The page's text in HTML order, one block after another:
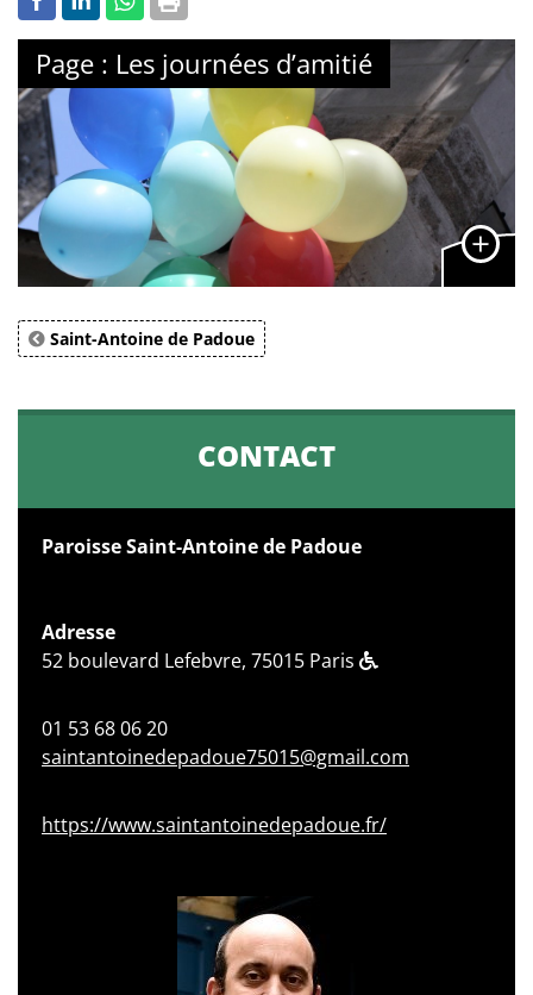
Page : Les journées d’amitié
Saint-Antoine de Padoue
CONTACT
Paroisse Saint-Antoine de Padoue
Adresse
52 boulevard Lefebvre, 75015 Paris
01 53 68 06 20
saintantoinedepadoue75015@gmail.com
https://www.saintantoinedepadoue.fr/